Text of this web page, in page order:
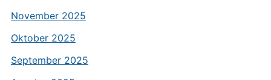
November 2025
Oktober 2025
September 2025